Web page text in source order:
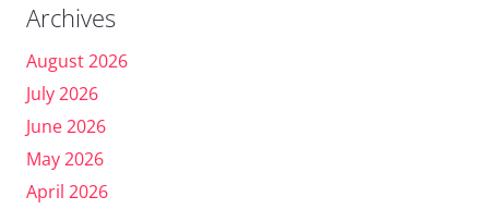
Archives
August 2026
July 2026
June 2026
May 2026
April 2026